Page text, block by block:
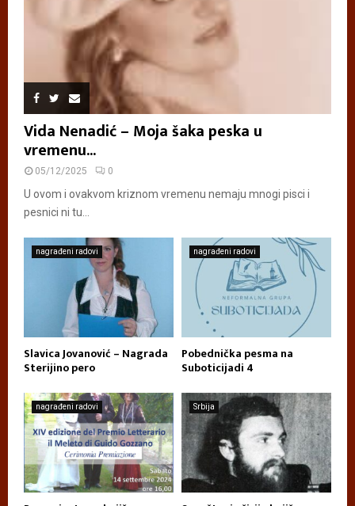
Vida Nenadić – Moja šaka peska u
vremenu...
05/12/2025 0
U ovom i ovakvom kriznom vremenu nemaju mnogi pisci i
pesnici ni tu...
nagrađeni radovi
Slavica Jovanović – Nagrada
Sterijino pero
nagrađeni radovi
Pobednička pesma na
Suboticijadi 4
nagrađeni radovi Srbija